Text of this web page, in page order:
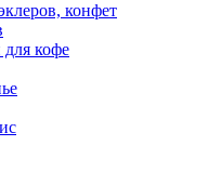
конфет
кофе